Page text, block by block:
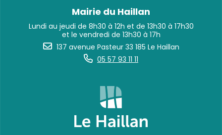
Mairie du Haillan
Lundi au jeudi de 8h30 à 12h et de 13h30 à 17h30
et le vendredi de 13h30 à 17h
137 avenue Pasteur 33 185 Le Haillan
05 57 93 11 11